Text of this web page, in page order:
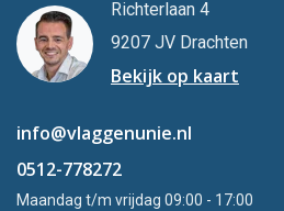
Richterlaan 4
9207 JV Drachten
Bekijk op kaart
info@vlaggenunie.nl
0512-778272
Maandag t/m vrijdag 09:00 - 17:00